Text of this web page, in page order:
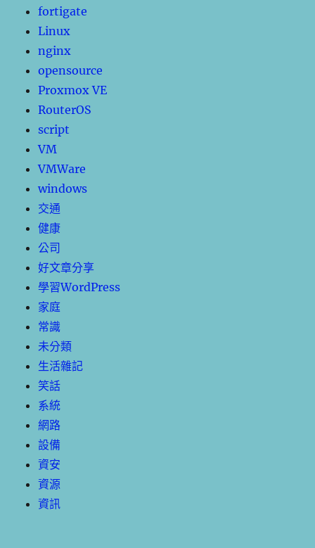
fortigate
Linux
nginx
opensource
Proxmox VE
RouterOS
script
VM
VMWare
windows
交通
健康
公司
好文章分享
學習WordPress
家庭
常識
未分類
生活雜記
笑話
系統
網路
設備
資安
資源
資訊